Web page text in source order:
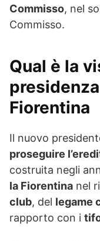
Commisso, nel
Commisso.
Qual è la
Fiorentina
Il nuovo
proseguire
costruita negli
la Fiorentina nel
club, del legame
rapporto con i